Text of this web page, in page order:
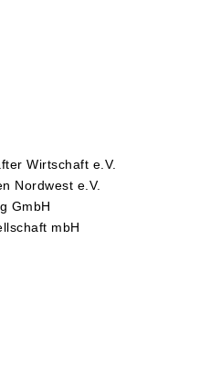
Wirtschaft e.V.
Nordwest e.V.
GmbH
mbH